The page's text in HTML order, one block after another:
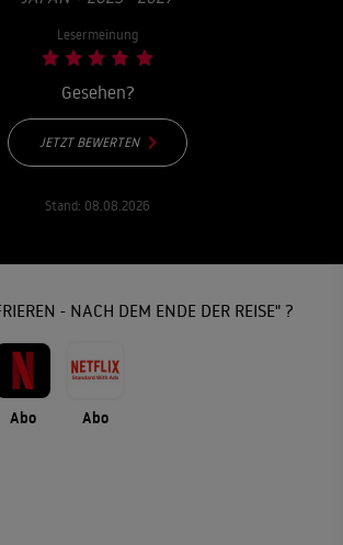
Lesermeinung
Gesehen?
JETZT BEWERTEN
Stand: 08.08.2026
- NACH DEM ENDE DER REISE" ?
Abo Abo